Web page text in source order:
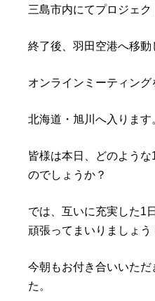
三島市内にてプロジェク
終了後、羽田空港へ移動
オンラインミーティング
北海道・旭川へ入ります
皆様は本日、どのよう
のでしょうか？
では、互いに充実した1
頑張ってまいりましょう
今朝もお付き合いいた
た。